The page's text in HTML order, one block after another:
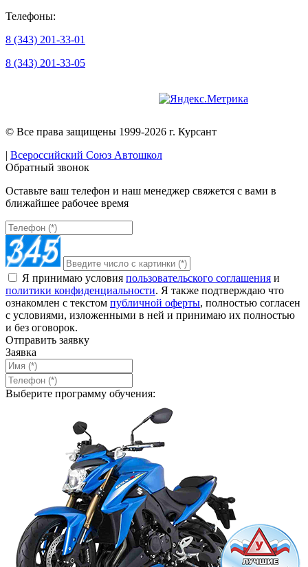
Телефоны:
8 (343) 201-33-01
8 (343) 201-33-05
© Все права защищены 1999-2026 г. Курсант
| Всероссийский Союз Автошкол
Обратный звонок
Оставьте ваш телефон и наш менеджер свяжется с вами в
ближайшее рабочее время
Я принимаю условия пользовательского соглашения и
политики конфиденциальности. Я также подтверждаю что
ознакомлен с текстом публичной оферты, полностью согласен
с условиями, изложенными в ней и принимаю их полностью
и без оговорок.
Отправить заявку
Заявка
Выберите программу обучения: